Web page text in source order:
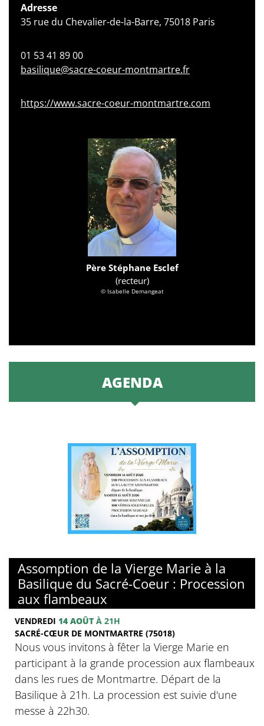
Adresse
35 rue du Chevalier-de-la-Barre, 75018 Paris
01 53 41 89 00
basilique@sacre-coeur-montmartre.fr
https://www.sacre-coeur-montmartre.com
Père Stéphane Esclef
(recteur)
© Isabelle Demangeat
AGENDA
Assomption de la Vierge Marie à la
Basilique du Sacré-Coeur : Procession
aux flambeaux
VENDREDI 14 AOÛT À 21H
SACRÉ-CŒUR DE MONTMARTRE (75018)
Nous vous invitons à fêter la Vierge Marie en
participant à la grande procession aux flambeaux
dans les rues de Montmartre. Départ de la
Basilique à 21h. La procession est suivie d'une
messe à 22h30.